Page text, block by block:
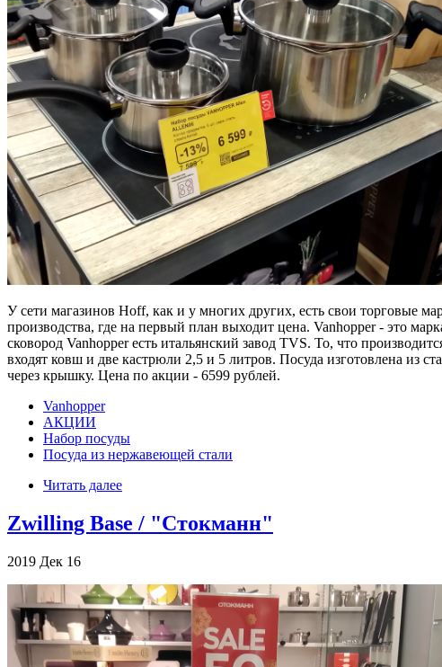
У сети магазинов Hoff, как и у многих других, есть свои торговые
производства, где на первый план выходит цена. Vanhopper - это
сковород Vanhopper есть итальянский завод TVS. То, что
входят ковш и две кастрюли 2,5 и 5 литров. Посуда изготовлена из
через крышку. Цена по акции - 6599 рублей.
Vanhopper
АКЦИИ
Набор посуды
Посуда из нержавеющей стали
Читать далее
Zwilling Base / "Стокманн"
2019 Дек 16